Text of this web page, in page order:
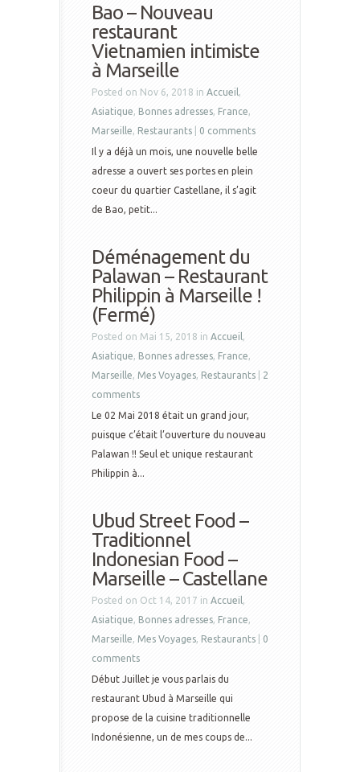
Bao – Nouveau
restaurant
Vietnamien intimiste
à Marseille
Posted on Nov 6, 2018 in Accueil ,
Asiatique, Bonnes adresses, France,
Marseille, Restaurants
0 comments
Il y a déjà un mois, une nouvelle belle
adresse a ouvert ses portes en plein
coeur du quartier Castellane, il s’agit
de Bao, petit...
Déménagement du
Palawan – Restaurant
Philippin à Marseille !
(Fermé)
Posted on Mai 15, 2018 in Accueil ,
Asiatique, Bonnes adresses, France,
Marseille, Mes Voyages, Restaurants
2
comments
Le 02 Mai 2018 était un grand jour,
puisque c’était l’ouverture du nouveau
Palawan !! Seul et unique restaurant
Philippin à...
Ubud Street Food –
Traditionnel
Indonesian Food –
Marseille – Castellane
Posted on Oct 14, 2017 in Accueil ,
Asiatique, Bonnes adresses, France,
Marseille, Mes Voyages, Restaurants
0
comments
Début Juillet je vous parlais du
restaurant Ubud à Marseille qui
propose de la cuisine traditionnelle
Indonésienne, un de mes coups de...